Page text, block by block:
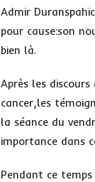
Admir
pour cause:son
bien là.
Après les
cancer,les
la séance du
importance dans
Pendant ce